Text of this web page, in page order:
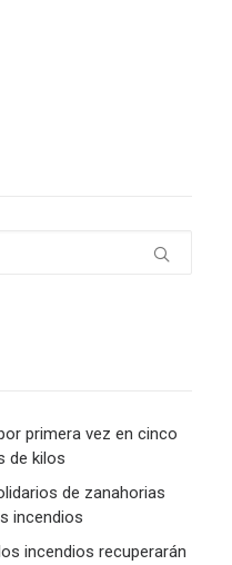
primera vez en cinco
de kilos
de zanahorias
incendios
incendios recuperarán